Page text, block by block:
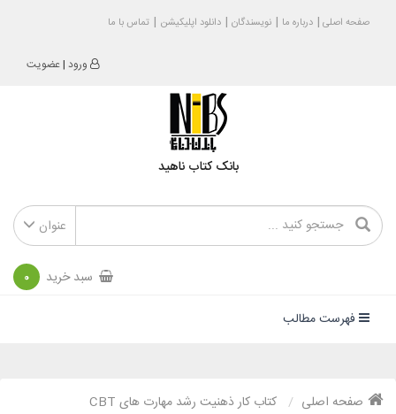
صفحه اصلی درباره ما نویسندگان دانلود اپلیکیشن تماس با ما
ورود |عضویت
بانک کتاب ناهید
عنوان
سبد خرید 0
فهرست مطالب
صفحه اصلی کتاب کار ذهنیت رشد مهارت های CBT